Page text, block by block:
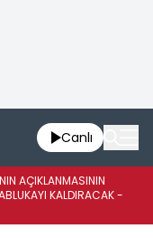
Canlı
AÇIKLANMASININ
KALDIRACAK -